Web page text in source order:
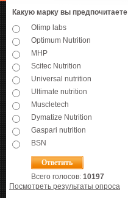
Какую марку вы предпочитаете
Olimp labs
Optimum Nutrition
MHP
Scitec Nutrition
Universal nutrition
Ultimate nutrition
Muscletech
Dymatize Nutrition
Gaspari nutrition
BSN
Всего голосов: 10197
Посмотреть результаты опроса